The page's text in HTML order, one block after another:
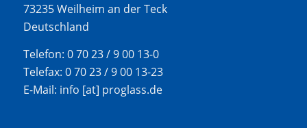
73235 Weilheim an der Teck
Deutschland
Telefon: 0 70 23 / 9 00 13-0
Telefax: 0 70 23 / 9 00 13-23
E-Mail: info [at] proglass.de